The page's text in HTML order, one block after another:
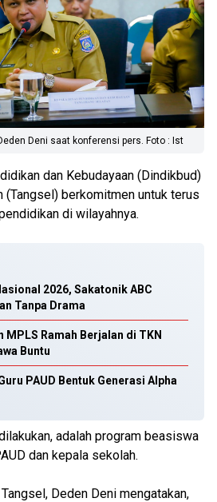
Deni saat konferensi pers. Foto : Ist
dan Kebudayaan (Dindikbud)
(Tangsel) berkomitmen untuk terus
di wilayahnya.
2026, Sakatonik ABC
Tanpa Drama
MPLS Ramah Berjalan di TKN
Buntu
PAUD Bentuk Generasi Alpha
adalah program beasiswa
dan kepala sekolah.
Deden Deni mengatakan,